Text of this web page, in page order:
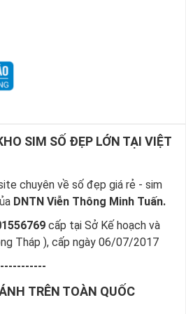
SIM SỐ ĐẸP LỚN TẠI VIỆT
chuyên về số đẹp giá rẻ - sim
DNTN Viễn Thông Minh Tuấn.
cấp tại Sở Kế hoạch và
Tháp ), cấp ngày 06/07/2017
TRÊN TOÀN QUỐC